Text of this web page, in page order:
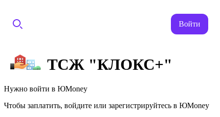
Войти
ТСЖ "КЛОКС+"
Нужно войти в ЮMoney
Чтобы заплатить, войдите или зарегистрируйтесь в ЮMoney